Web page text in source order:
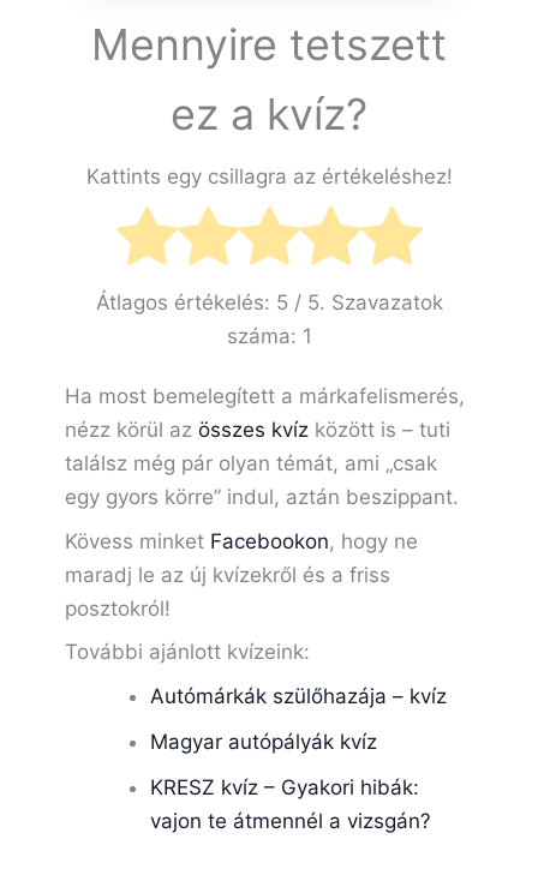
Mennyire tetszett
ez a kvíz?
Kattints egy csillagra az értékeléshez!
Átlagos értékelés: 5 / 5. Szavazatok
száma: 1
Ha most bemelegített a márkafelismerés,
nézz körül az összes kvíz között is – tuti
találsz még pár olyan témát, ami „csak
egy gyors körre” indul, aztán beszippant.
Kövess minket Facebookon, hogy ne
maradj le az új kvízekről és a friss
posztokról!
További ajánlott kvízeink:
Autómárkák szülőhazája – kvíz
Magyar autópályák kvíz
KRESZ kvíz – Gyakori hibák:
vajon te átmennél a vizsgán?